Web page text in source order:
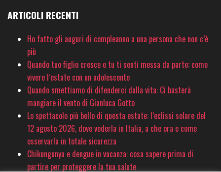
ARTICOLI RECENTI
Ho fatto gli auguri di compleanno a una persona che non c’è
più
Quando tuo figlio cresce e tu ti senti messa da parte: come
vivere l’estate con un adolescente
Quando smettiamo di difenderci dalla vita: Ci basterà
mangiare il vento di Gianluca Gotto
Lo spettacolo più bello di questa estate: l’eclissi solare del
12 agosto 2026, dove vederla in Italia, a che ora e come
osservarla in totale sicurezza
Chikungunya e dengue in vacanza: cosa sapere prima di
partire per proteggere la tua salute